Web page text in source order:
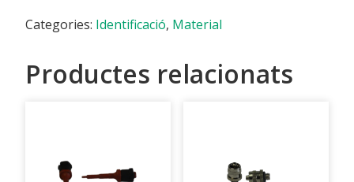
Categories: Identificació, Material
Productes relacionats